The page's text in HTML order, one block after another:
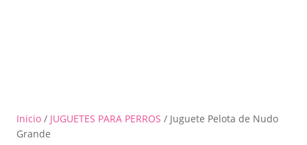
Inicio / JUGUETES PARA PERROS / Juguete Pelota de Nudo
Grande